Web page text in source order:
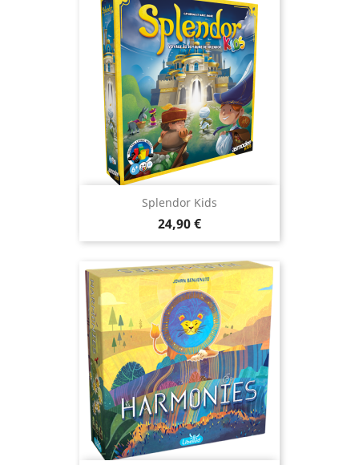
Splendor Kids
Prix
24,90 €